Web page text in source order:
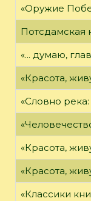
«Оружие
Потсдамская
«... думаю,
«Красота,
«Словно
«Красота,
«Красота,
«Классики